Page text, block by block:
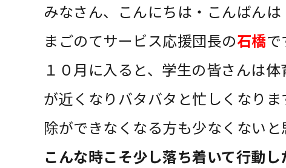
みなさん、こんにちは・こんばんは
まごのてサービス応援団長の石橋で
１０月に入ると、学生の皆さんは
が近くなりバタバタと忙しくなり
除ができなくなる方も少なくないと
こんな時こそ少し落ち着いて行動